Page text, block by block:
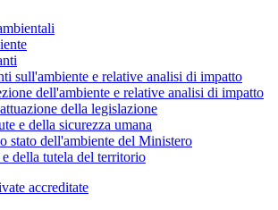
sull'ambiente e relative analisi di impatto
dell'ambiente e relative analisi di impatto
della legislazione
e della sicurezza umana
stato dell'ambiente del Ministero
della tutela del territorio
accreditate